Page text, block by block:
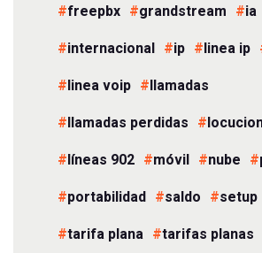
freepbx
grandstream
ia
internacional
ip linea ip
linea voip
llamadas
llamadas perdidas
líneas 902
móvil nube
portabilidad
saldo setup
tarifa plana
tarifas planas